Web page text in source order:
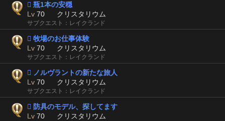
 瓶1本の安穏
Lv 70 クリスタリウム
サブクエスト：レイクランド
 牧場のお仕事体験
Lv 70 クリスタリウム
サブクエスト：レイクランド
 ノルヴラントの新たな旅人
Lv 70 クリスタリウム
サブクエスト：レイクランド
 防具のモデル、探してます
Lv 70 クリスタリウム